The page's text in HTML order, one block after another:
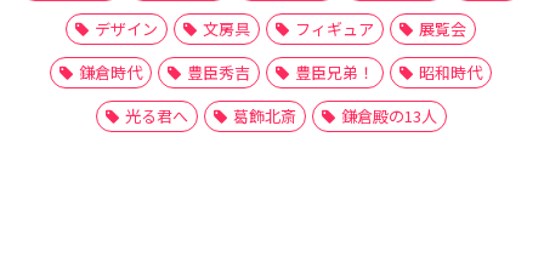
デザイン
文房具 フィギュア
展覧会
鎌倉時代
豊臣秀吉 豊臣兄弟！
昭和時代
光る君へ
葛飾北斎 鎌倉殿の13人